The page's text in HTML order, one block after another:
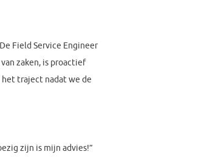
Field Service Engineer
zaken, is proactief
traject nadat we de
zijn is mijn advies!”